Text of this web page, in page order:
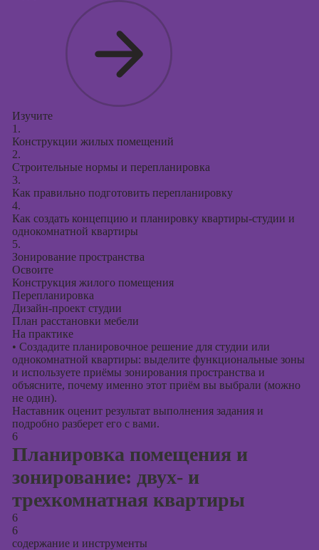
Изучите
1.
Конструкции жилых помещений
2.
Строительные нормы и перепланировка
3.
Как правильно подготовить перепланировку
4.
Как создать концепцию и планировку квартиры-студии и
однокомнатной квартиры
5.
Зонирование пространства
Освоите
Конструкция жилого помещения
Перепланировка
Дизайн-проект студии
План расстановки мебели
На практике
• Создадите планировочное решение для студии или
однокомнатной квартиры: выделите функциональные зоны
и используете приёмы зонирования пространства и
объясните, почему именно этот приём вы выбрали (можно
не один).
Наставник оценит результат выполнения задания и
подробно разберет его с вами.
6
Планировка помещения и
зонирование: двух- и
трехкомнатная квартиры
6
6
содержание и инструменты